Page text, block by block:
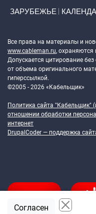
ЗАРУБЕЖЬЕ
Все права на материалы и
www.cableman.ru, охраняются
Допускается цитирование без
от объема оригинального
гиперссылкой.
©2005 - 2026 «Кабельщик»
Политика сайта "Кабельщик"
отношении обработки
интернет
DrupalCoder — поддержка
Согласен